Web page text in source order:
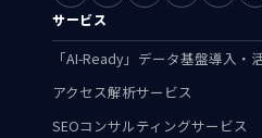
サービス
「AI-Ready」データ基盤導入・
アクセス解析サービス
SEOコンサルティングサービス